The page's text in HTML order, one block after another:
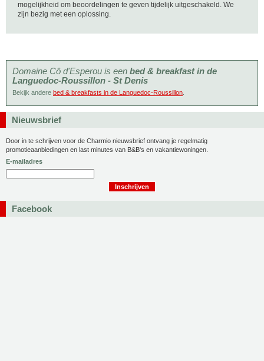
mogelijkheid om beoordelingen te geven tijdelijk uitgeschakeld. We
zijn bezig met een oplossing.
Domaine Cô d'Esperou is een bed & breakfast in de
Languedoc-Roussillon - St Denis
Bekijk andere bed & breakfasts in de Languedoc-Roussillon
Nieuwsbrief
Door in te schrijven voor de Charmio nieuwsbrief ontvang je regelmatig
promotieaanbiedingen en last minutes van B&B's en vakantiewoningen.
E-mailadres
Facebook